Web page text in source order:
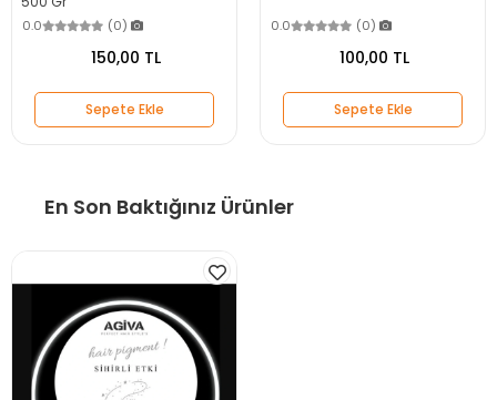
0.0 (0)
150,00 TL
Sepete Ekle
0.0 (0)
100,00 TL
Sepete Ekle
En Son Baktığınız Ürünler